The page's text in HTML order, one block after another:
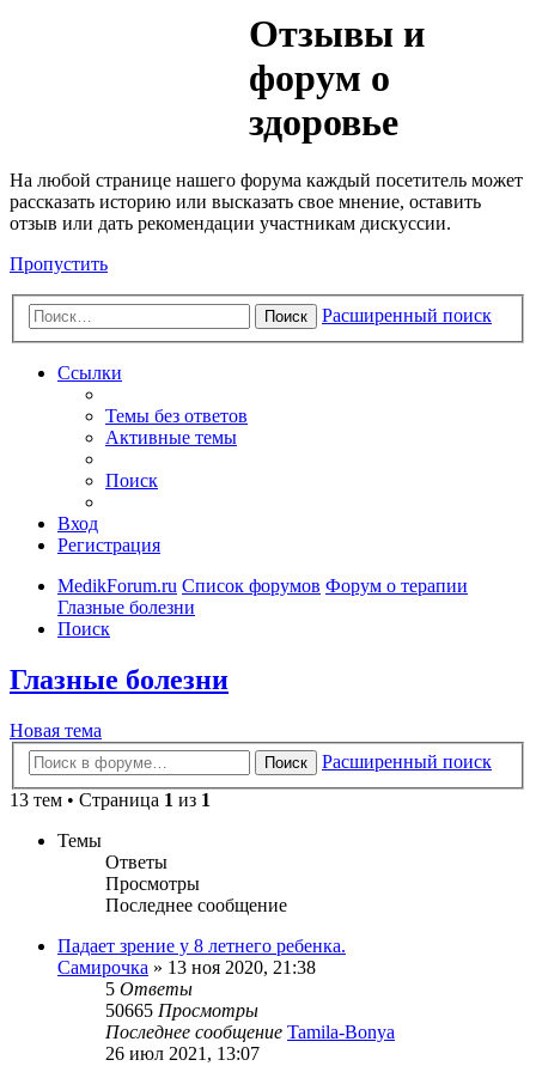
Отзывы и
форум о
здоровье
На любой странице нашего форума каждый посетитель может
рассказать историю или высказать свое мнение, оставить
отзыв или дать рекомендации участникам дискуссии.
Пропустить
Поиск Расширенный поиск
Ссылки
Темы без ответов
Активные темы
Поиск
Вход
Регистрация
MedikForum.ru Список форумов Форум о терапии
Глазные болезни
Поиск
Глазные болезни
Новая тема
Поиск
Расширенный поиск
13 тем • Страница 1 из 1
Темы
Ответы
Просмотры
Последнее сообщение
Падает зрение у 8 летнего ребенка.
Самирочка » 13 ноя 2020, 21:38
5 Ответы
50665 Просмотры
Последнее сообщение Tamila-Bonya
26 июл 2021, 13:07